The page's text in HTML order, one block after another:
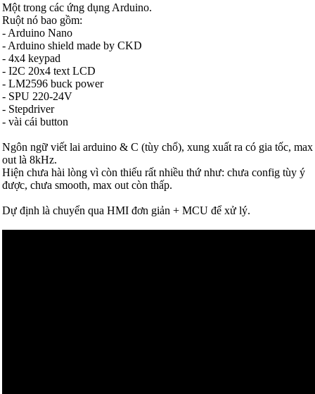
Một trong các ứng dụng Arduino.
Ruột nó bao gồm:
- Arduino Nano
- Arduino shield made by CKD
- 4x4 keypad
- I2C 20x4 text LCD
- LM2596 buck power
- SPU 220-24V
- Stepdriver
- vài cái button
Ngôn ngữ viết lai arduino & C (tùy chổ), xung xuất ra có gia tốc, max
out là 8kHz.
Hiện chưa hài lòng vì còn thiếu rất nhiều thứ như: chưa config tùy ý
được, chưa smooth, max out còn thấp.
Dự định là chuyển qua HMI đơn giản + MCU để xử lý.